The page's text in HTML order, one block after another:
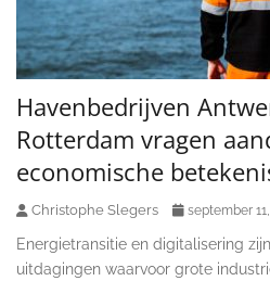
Havenbedrijven
Rotterdam vragen
economische
Christophe Slegers september
Energietransitie en digitalisering
uitdagingen waarvoor grote